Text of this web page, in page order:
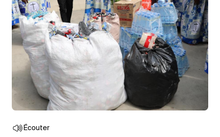
Écouter